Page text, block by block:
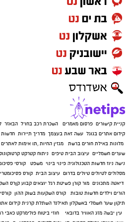
קניית קישורים פרסום מאמרים השכרת רכב בחו"ל הבאזר
קידום אתרים בגוגל עשה זאת בעצמך מדריך תיירות חדשות
מלונות באילת חורים ברשת מגזין החיות ,תו אימות לאתרים
שערים חשמליים עיצוב הבית טיפים ניתוח קטרקט
נישה ניוז חדשות הטכנולוגיה פינוי בינוי משפט
קורסי
מסלולים לטיולים טיולים בדרום עיצוב הבית קורס פסיכומטרי
דיאטה מתכונים מור קורן פשיטת רגל יוצאים קבוע קןרס
הורים וילדים חדשות טובות קורס השקעות בשוק ההון
תיקון שער חשמלי באשקלון תאילנד השתלת קרנית קידום
עין יבשה מזג האוויר בדובאי חוזי ביטוח פולימרקט כאבי